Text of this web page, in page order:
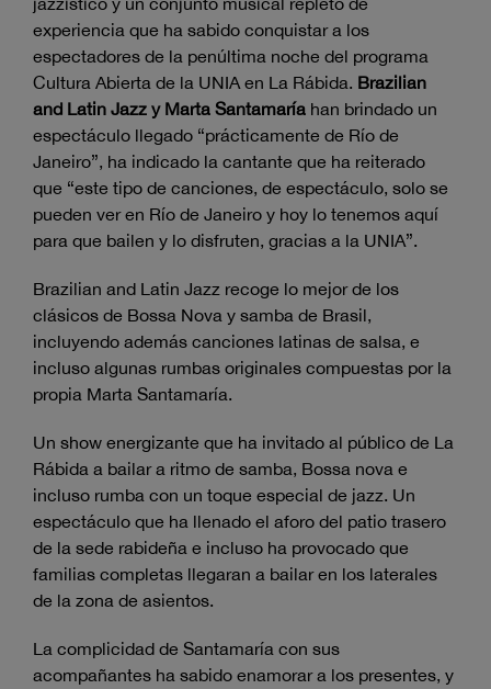
experiencia que ha sabido conquistar a los
espectadores de la penúltima noche del programa
Cultura Abierta de la UNIA en La Rábida. Brazilian
and Latin Jazz y Marta Santamaría han brindado un
espectáculo llegado “prácticamente de Río de
Janeiro”, ha indicado la cantante que ha reiterado
que “este tipo de canciones, de espectáculo, solo se
pueden ver en Río de Janeiro y hoy lo tenemos aquí
para que bailen y lo disfruten, gracias a la UNIA”.
Brazilian and Latin Jazz recoge lo mejor de los
clásicos de Bossa Nova y samba de Brasil,
incluyendo además canciones latinas de salsa, e
incluso algunas rumbas originales compuestas por la
propia Marta Santamaría.
Un show energizante que ha invitado al público de La
Rábida a bailar a ritmo de samba, Bossa nova e
incluso rumba con un toque especial de jazz. Un
espectáculo que ha llenado el aforo del patio trasero
de la sede rabideña e incluso ha provocado que
familias completas llegaran a bailar en los laterales
de la zona de asientos.
La complicidad de Santamaría con sus
acompañantes ha sabido enamorar a los presentes, y